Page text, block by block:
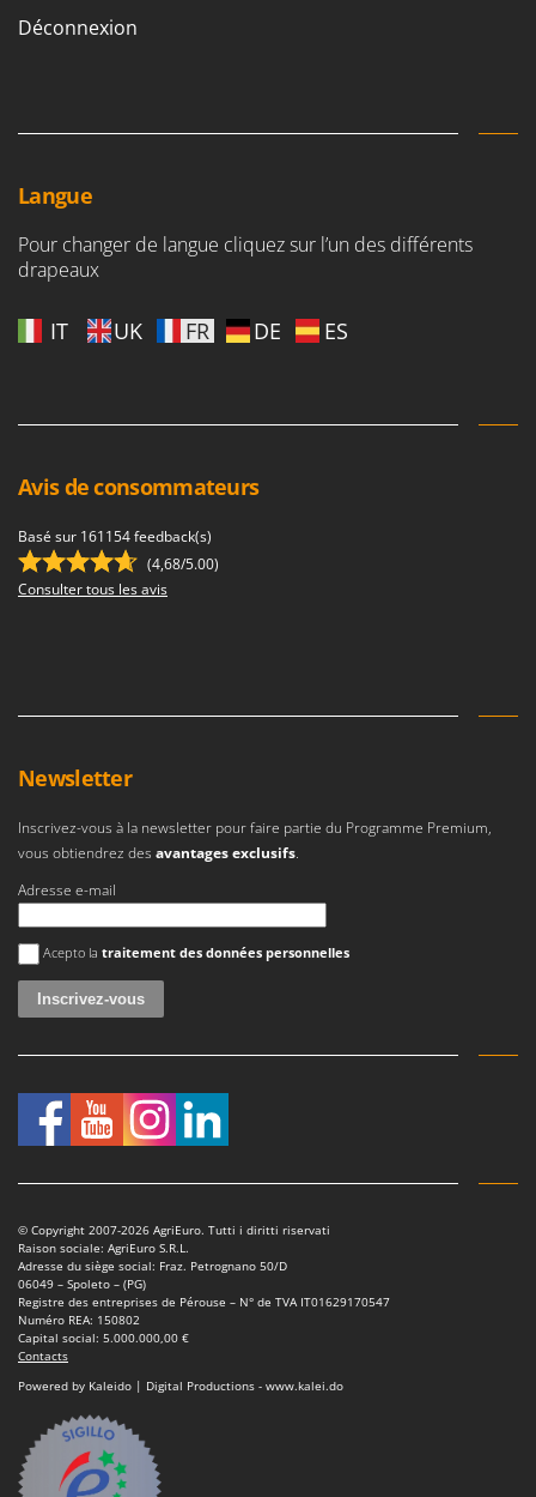
Déconnexion
Langue
Pour changer de langue cliquez sur l’un des différents
drapeaux
IT UK FR DE ES
Avis de consommateurs
Basé sur 161154 feedback(s)
(4,68/5.00)
Consulter tous les avis
Newsletter
Inscrivez-vous à la newsletter pour faire partie du Programme Premium,
vous obtiendrez des avantages exclusifs.
Adresse e-mail
Une erreur est survenue
Acepto la traitement des données personnelles
© Copyright 2007-2026 AgriEuro. Tutti i diritti riservati
Raison sociale: AgriEuro S.R.L.
Adresse du siège social: Fraz. Petrognano 50/D
06049 – Spoleto – (PG)
Registre des entreprises de Pérouse – N° de TVA IT01629170547
Numéro REA: 150802
Capital social: 5.000.000,00 €
Contacts
Powered by Kaleido | Digital Productions - www.kalei.do